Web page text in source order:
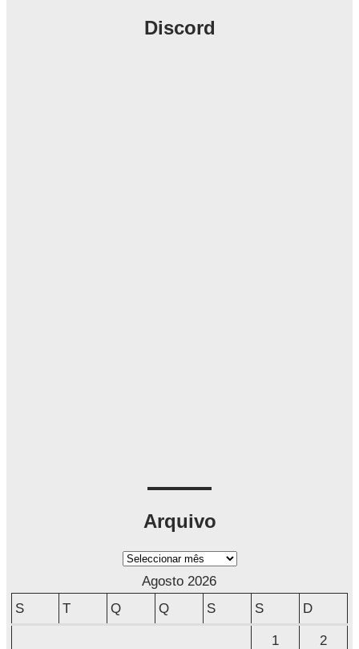
Discord
Arquivo
A
Agosto 2026
S
T Q Q S S D
1
2